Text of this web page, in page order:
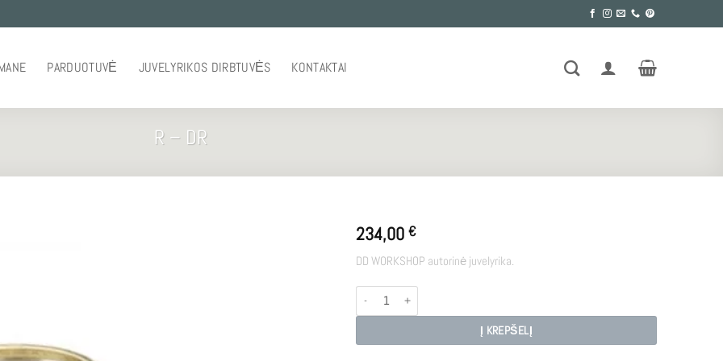
PARDUOTUVĖ JUVELYRIKOS DIRBTUVĖS KONTAKTAI
R – DR
234,00 €
DD WORKSHOP autorinė juvelyrika.
produkto kiekis: R - DR
Į KREPŠELĮ